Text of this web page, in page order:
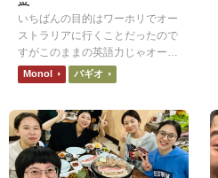
学
いちばんの目的はワーホリでオー
ストラリアに行くことだったので
すがこのままの英語力じゃオース
トラリアで通用しないなと思った
ので2カ国留学の1カ国目として選
どが日本と違うので合う合わない
があると思いますが行くことをお
すすめしたいです。もし行くので
あれば保険は入っていった方がい
Monol バギオ